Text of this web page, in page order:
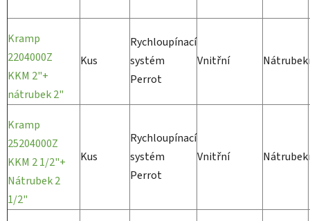
Kramp
2204000Z
KKM 2"+
nátrubek 2"
Kus
Rychloupínací
systém
Perrot
Vnitřní Nátrubek
Kramp
25204000Z
KKM 2 1/2"+
Nátrubek 2
1/2"
Kus
Rychloupínací
systém
Perrot
Vnitřní Nátrubek